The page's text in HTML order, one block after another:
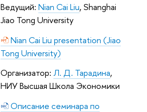
Ведущий: Nian Cai Liu, Shanghai
Jiao Tong University
Nian Cai Liu presentation (Jiao
Tong University)
Организатор: Л. Д. Тарадина,
НИУ Высшая Школа Экономики
Описание семинара по